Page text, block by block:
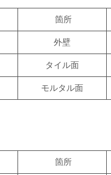
箇所
外壁
タイル面
モルタル面
箇所